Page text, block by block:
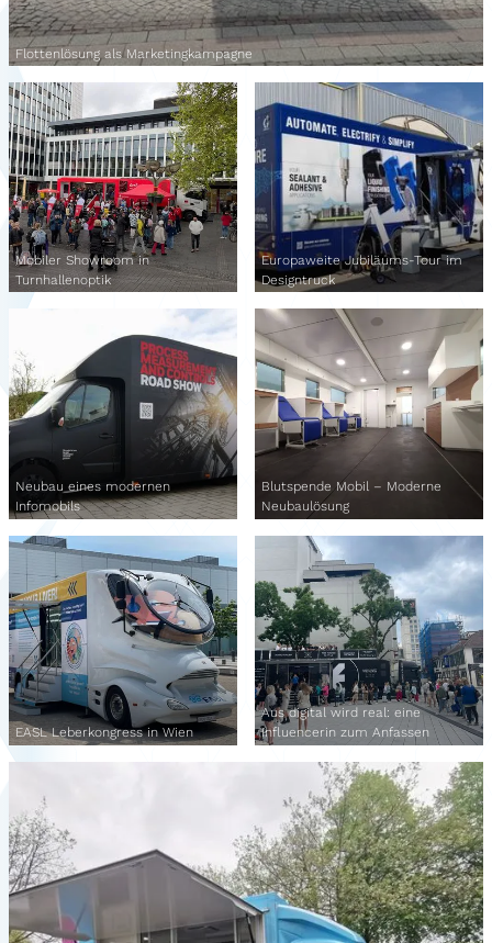
Flottenlösung als Marketingkampagne
Mobiler Showroom in
Turnhallenoptik
Europaweite Jubiläums-Tour im
Designtruck
Neubau eines modernen
Infomobils
Blutspende Mobil – Moderne
Neubaulösung
EASL Leberkongress in Wien
Aus digital wird real: eine
Influencerin zum Anfassen